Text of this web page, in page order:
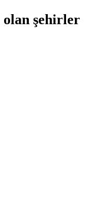
olan şehirler